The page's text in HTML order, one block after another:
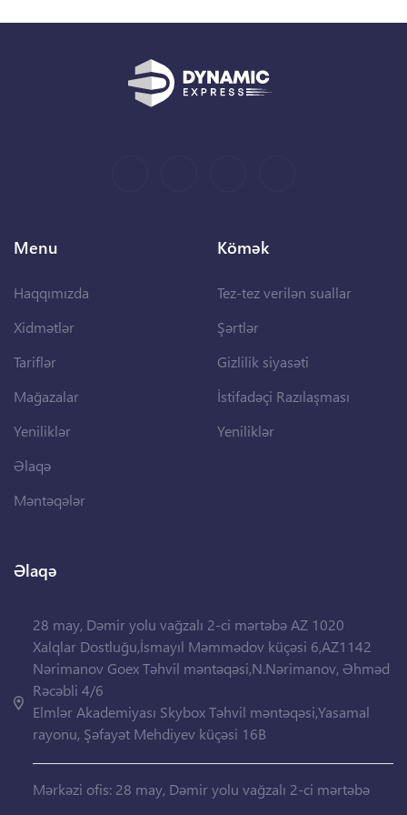
Menu
Haqqımızda
Xidmətlər
Tariflər
Mağazalar
Yeniliklər
Əlaqə
Məntəqələr
Kömək
Tez-tez verilən suallar
Şərtlər
Gizlilik siyasəti
İstifadəçi Razılaşması
Yeniliklər
Əlaqə
28 may, Dəmir yolu vağzalı 2-ci mərtəbə AZ 1020
Xalqlar Dostluğu,İsmayıl Məmmədov küçəsi 6,AZ1142
Nərimanov Goex Təhvil məntəqəsi,N.Nərimanov, Əhməd
Rəcəbli 4/6
Elmlər Akademiyası Skybox Təhvil məntəqəsi,Yasamal
rayonu, Şəfayət Mehdiyev küçəsi 16B
Mərkəzi ofis: 28 may, Dəmir yolu vağzalı 2-ci mərtəbə